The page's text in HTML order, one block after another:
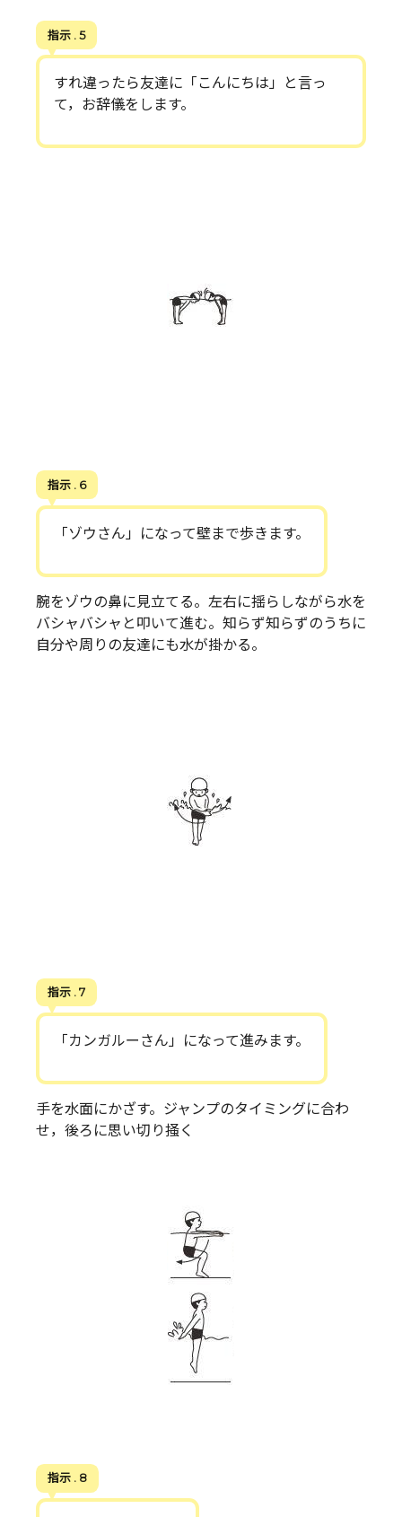
指示 . 5
すれ違ったら友達に「こんにちは」と言っ
て，お辞儀をします。
指示 . 6
「ゾウさん」になって壁まで歩きます。
腕をゾウの鼻に見立てる。左右に揺らしながら水を
バシャバシャと叩いて進む。知らず知らずのうちに
自分や周りの友達にも水が掛かる。
指示 . 7
「カンガルーさん」になって進みます。
手を水面にかざす。ジャンプのタイミングに合わ
せ，後ろに思い切り掻く
指示 . 8